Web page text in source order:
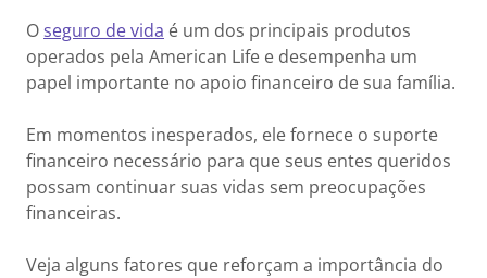
Oseguro de vida é um dos principais produtos
operados pela American Life e desempenha um
papel importante no apoio financeiro de sua família.
Em momentos inesperados, ele fornece o suporte
financeiro necessário para que seus entes queridos
possam continuar suas vidas sem preocupações
financeiras.
Veja alguns fatores que reforçam a importância do